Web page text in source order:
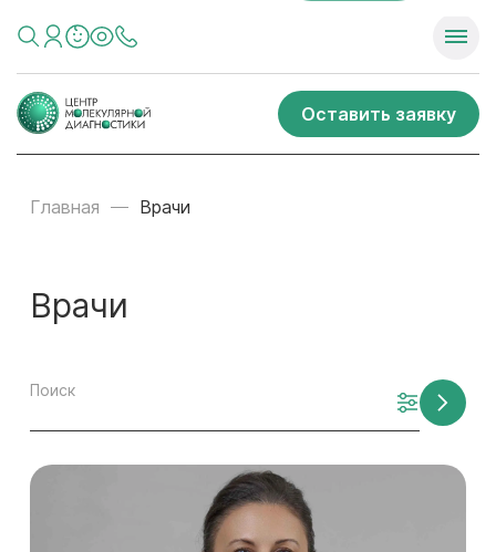
Оставить заявку
Главная Врачи
Врачи
Поиск